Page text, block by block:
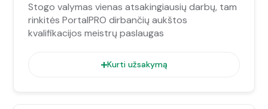
Stogo valymas vienas atsakingiausių darbų, tam
rinkitės PortalPRO dirbančių aukštos
kvalifikacijos meistrų paslaugas
Kurti užsakymą